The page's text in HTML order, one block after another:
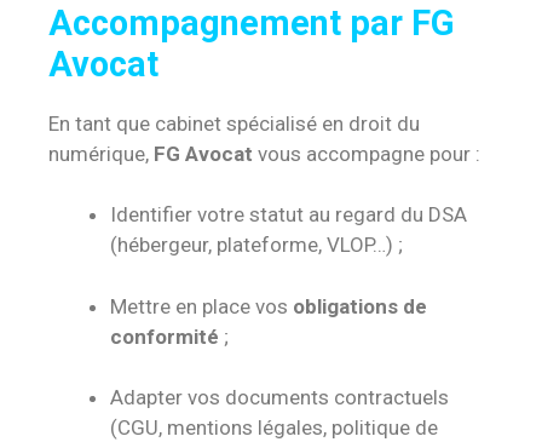
Accompagnement par FG
Avocat
En tant que cabinet spécialisé en droit du
numérique, FG Avocat vous accompagne pour :
Identifier votre statut au regard du DSA
(hébergeur, plateforme, VLOP…) ;
Mettre en place vos obligations de
conformité ;
Adapter vos documents contractuels
(CGU, mentions légales, politique de